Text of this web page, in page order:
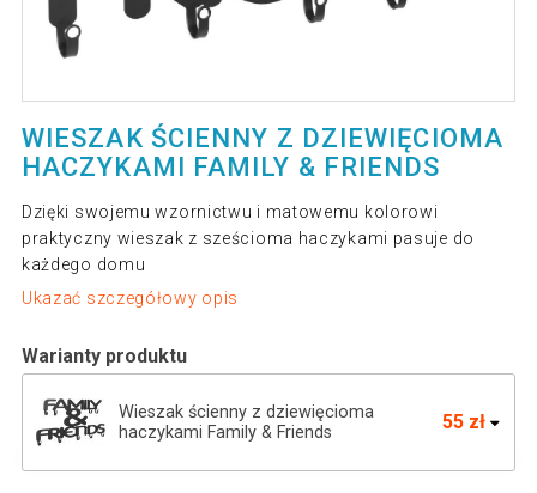
WIESZAK ŚCIENNY Z DZIEWIĘCIOMA
HACZYKAMI FAMILY & FRIENDS
Dzięki swojemu wzornictwu i matowemu kolorowi
praktyczny wieszak z sześcioma haczykami pasuje do
każdego domu
Ukazać szczegółowy opis
Warianty produktu
Wieszak ścienny z dziewięcioma
haczykami Family & Friends
55 zł